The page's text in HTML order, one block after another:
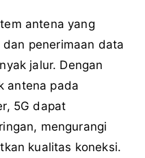
antena yang
penerimaan data
jalur. Dengan
antena pada
5G dapat
mengurangi
kualitas koneksi.